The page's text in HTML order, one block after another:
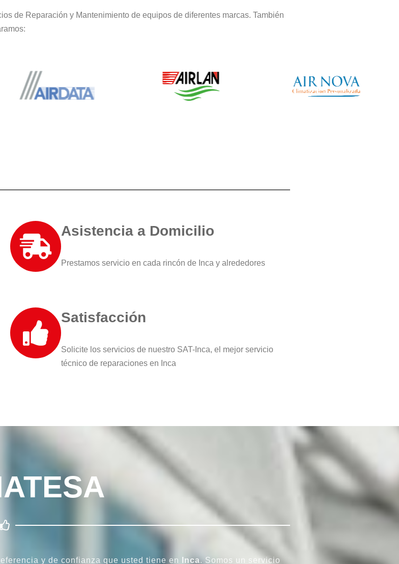
de Reparación y Mantenimiento de equipos de diferentes marcas. También
Asistencia a Domicilio
Prestamos servicio en cada rincón de Inca y alrededores
Satisfacción
Solicite los servicios de nuestro SAT-Inca, el mejor servicio
técnico de reparaciones en Inca
y de confianza que usted tiene en Inca. Somos un servicio